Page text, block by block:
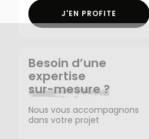
J'EN PROFITE
Besoin d’une
expertise
sur-mesure ?
Nous vous accompagnons
dans votre projet